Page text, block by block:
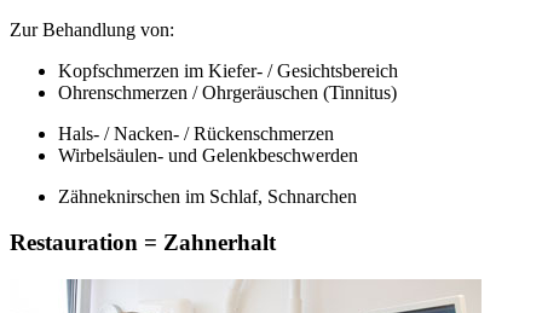
Zur Behandlung von:
Kopfschmerzen im Kiefer- / Gesichtsbereich
Ohrenschmerzen / Ohrgeräuschen (Tinnitus)
Hals- / Nacken- / Rückenschmerzen
Wirbelsäulen- und Gelenkbeschwerden
Zähneknirschen im Schlaf, Schnarchen
Restauration = Zahnerhalt